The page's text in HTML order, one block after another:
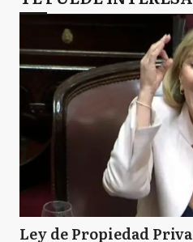
Ley de Propiedad